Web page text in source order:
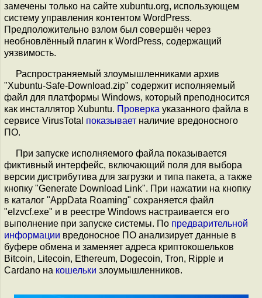
замечены только на сайте xubuntu.org, использующем
систему управления контентом WordPress.
Предположительно взлом был совершён через
необновлённый плагин к WordPress, содержащий
уязвимость.
Распространяемый злоумышленниками архив
"Xubuntu-Safe-Download.zip" содержит исполняемый
файл для платформы Windows, который преподносится
как инсталлятор Xubuntu. Проверка указанного файла в
сервисе VirusTotal показывает наличие вредоносного
ПО.
При запуске исполняемого файла показывается
фиктивный интерфейс, включающий поля для выбора
версии дистрибутива для загрузки и типа пакета, а также
кнопку "Generate Download Link". При нажатии на кнопку
в каталог "AppData Roaming" сохраняется файл
"elzvcf.exe" и в реестре Windows настраивается его
выполнение при запуске системы. По предварительной
информации вредоносное ПО анализирует данные в
буфере обмена и заменяет адреса криптокошельков
Bitcoin, Litecoin, Ethereum, Dogecoin, Tron, Ripple и
Cardano на кошельки злоумышленников.